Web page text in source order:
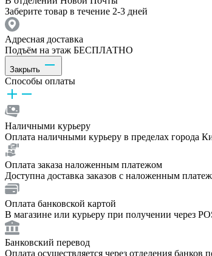
Заберите товар в течение 2-3 дней
Адресная доставка
Подъём на этаж БЕСПЛАТНО
Закрыть
Способы оплаты
Наличными курьеру
Оплата наличными курьеру в пределах города
Оплата заказа наложенным платежом
Доступна доставка заказов с наложенным
Оплата банковской картой
В магазине или курьеру при получении через
Банковский перевод
Оплата осуществляется через отделения